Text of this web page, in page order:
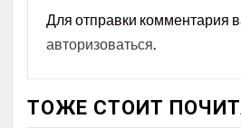
Для отправки комментария
авторизоваться.
ТОЖЕ СТОИТ